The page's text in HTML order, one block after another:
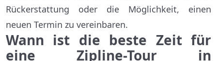
Rückerstattung oder die Möglichkeit, einen
neuen Termin zu vereinbaren.
Wann ist die beste Zeit für
eine Zipline-Tour in